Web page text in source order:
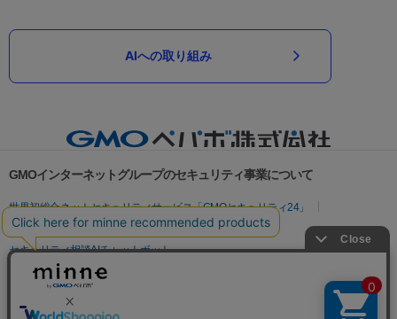
AIへの取り組み
GMOインターネットグループのセキュリティ事業について
世界初総合ネットセキュリティサービス「GMOセキュリティ24」
パスワード漏洩診断
Webサイトリスク診断
セキュリティ相談AIチャットボット
実在証明・盗聴対策
サイバー攻撃対策（GMO Flatt Security）